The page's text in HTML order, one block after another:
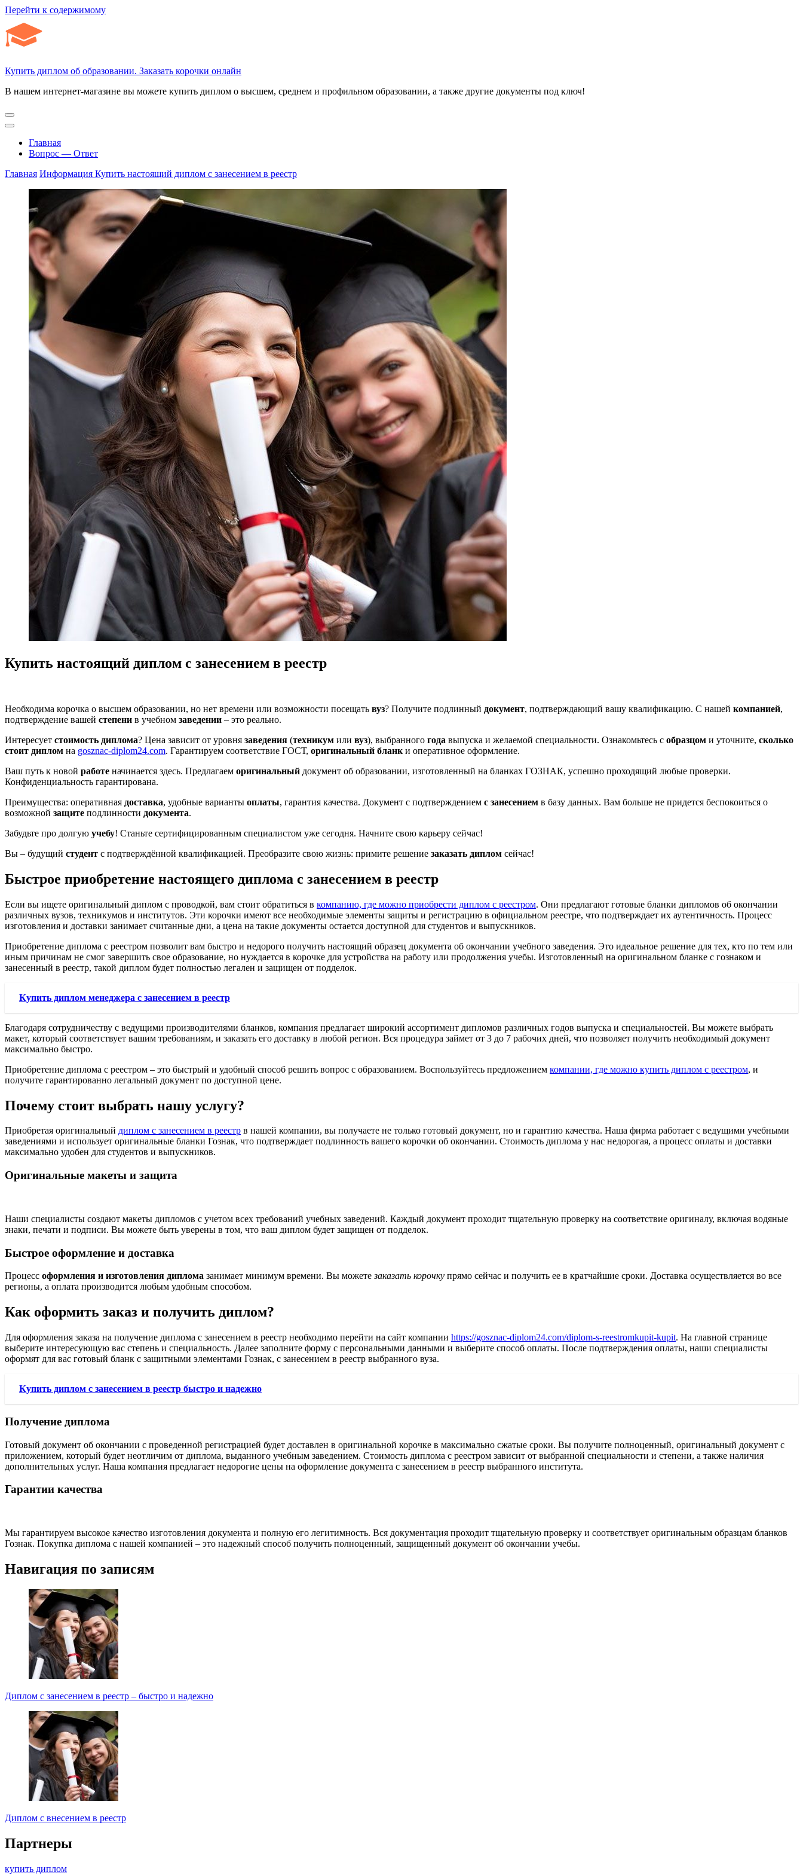
Перейти к содержимому
Купить диплом об образовании. Заказать корочки онлайн
В нашем интернет-магазине вы можете купить диплом о высшем, среднем и профильном образовании, а также другие документы под ключ!
Главная
Вопрос — Ответ
Главная Информация Купить настоящий диплом с занесением в реестр
Купить настоящий диплом с занесением в реестр
Необходима корочка о высшем образовании, но нет времени или возможности посещать вуз? Получите подлинный документ, подтверждающий вашу квалификацию. С нашей компанией,
подтверждение вашей степени в учебном заведении – это реально.
Интересует стоимость диплома? Цена зависит от уровня заведения (техникум или вуз), выбранного года выпуска и желаемой специальности. Ознакомьтесь с образцом и уточните, сколько
стоит диплом на gosznac-diplom24.com. Гарантируем соответствие ГОСТ, оригинальный бланк и оперативное оформление.
Ваш путь к новой работе начинается здесь. Предлагаем оригинальный документ об образовании, изготовленный на бланках ГОЗНАК, успешно проходящий любые проверки.
Конфиденциальность гарантирована.
Преимущества: оперативная доставка, удобные варианты оплаты, гарантия качества. Документ с подтверждением с занесением в базу данных. Вам больше не придется беспокоиться о
возможной защите подлинности документа.
Забудьте про долгую учебу! Станьте сертифицированным специалистом уже сегодня. Начните свою карьеру сейчас!
Вы – будущий студент с подтверждённой квалификацией. Преобразите свою жизнь: примите решение заказать диплом сейчас!
Быстрое приобретение настоящего диплома с занесением в реестр
Если вы ищете оригинальный диплом с проводкой, вам стоит обратиться в компанию, где можно приобрести диплом с реестром. Они предлагают готовые бланки дипломов об окончании
различных вузов, техникумов и институтов. Эти корочки имеют все необходимые элементы защиты и регистрацию в официальном реестре, что подтверждает их аутентичность. Процесс
изготовления и доставки занимает считанные дни, а цена на такие документы остается доступной для студентов и выпускников.
Приобретение диплома с реестром позволит вам быстро и недорого получить настоящий образец документа об окончании учебного заведения. Это идеальное решение для тех, кто по тем или
иным причинам не смог завершить свое образование, но нуждается в корочке для устройства на работу или продолжения учебы. Изготовленный на оригинальном бланке с гознаком и
занесенный в реестр, такой диплом будет полностью легален и защищен от подделок.
Купить диплом менеджера с занесением в реестр
Благодаря сотрудничеству с ведущими производителями бланков, компания предлагает широкий ассортимент дипломов различных годов выпуска и специальностей. Вы можете выбрать
макет, который соответствует вашим требованиям, и заказать его доставку в любой регион. Вся процедура займет от 3 до 7 рабочих дней, что позволяет получить необходимый документ
максимально быстро.
Приобретение диплома с реестром – это быстрый и удобный способ решить вопрос с образованием. Воспользуйтесь предложением компании, где можно купить диплом с реестром, и
получите гарантированно легальный документ по доступной цене.
Почему стоит выбрать нашу услугу?
Приобретая оригинальный диплом с занесением в реестр в нашей компании, вы получаете не только готовый документ, но и гарантию качества. Наша фирма работает с ведущими учебными
заведениями и использует оригинальные бланки Гознак, что подтверждает подлинность вашего корочки об окончании. Стоимость диплома у нас недорогая, а процесс оплаты и доставки
максимально удобен для студентов и выпускников.
Оригинальные макеты и защита
Наши специалисты создают макеты дипломов с учетом всех требований учебных заведений. Каждый документ проходит тщательную проверку на соответствие оригиналу, включая водяные
знаки, печати и подписи. Вы можете быть уверены в том, что ваш диплом будет защищен от подделок.
Быстрое оформление и доставка
Процесс оформления и изготовления диплома занимает минимум времени. Вы можетезаказать корочку прямо сейчас и получить ее в кратчайшие сроки. Доставка осуществляется во все
регионы, а оплата производится любым удобным способом.
Как оформить заказ и получить диплом?
Для оформления заказа на получение диплома с занесением в реестр необходимо перейти на сайт компании https://gosznac-diplom24.com/diplom-s-reestromkupit-kupit. На главной странице
выберите интересующую вас степень и специальность. Далее заполните форму с персональными данными и выберите способ оплаты. После подтверждения оплаты, наши специалисты
оформят для вас готовый бланк с защитными элементами Гознак, с занесением в реестр выбранного вуза.
Купить диплом с занесением в реестр быстро и надежно
Получение диплома
Готовый документ об окончании с проведенной регистрацией будет доставлен в оригинальной корочке в максимально сжатые сроки. Вы получите полноценный, оригинальный документ с
приложением, который будет неотличим от диплома, выданного учебным заведением. Стоимость диплома с реестром зависит от выбранной специальности и степени, а также наличия
дополнительных услуг. Наша компания предлагает недорогие цены на оформление документа с занесением в реестр выбранного института.
Гарантии качества
Мы гарантируем высокое качество изготовления документа и полную его легитимность. Вся документация проходит тщательную проверку и соответствует оригинальным образцам бланков
Гознак. Покупка диплома с нашей компанией – это надежный способ получить полноценный, защищенный документ об окончании учебы.
Навигация по записям
Диплом с занесением в реестр – быстро и надежно
Диплом с внесением в реестр
Партнеры
купить диплом